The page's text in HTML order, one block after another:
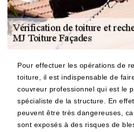
Pour effectuer les opérations de
toiture, il est indispensable de
couvreur professionnel qui est le
spécialiste de la structure. En
peuvent être très dangereuses,
sont exposés à des risques de